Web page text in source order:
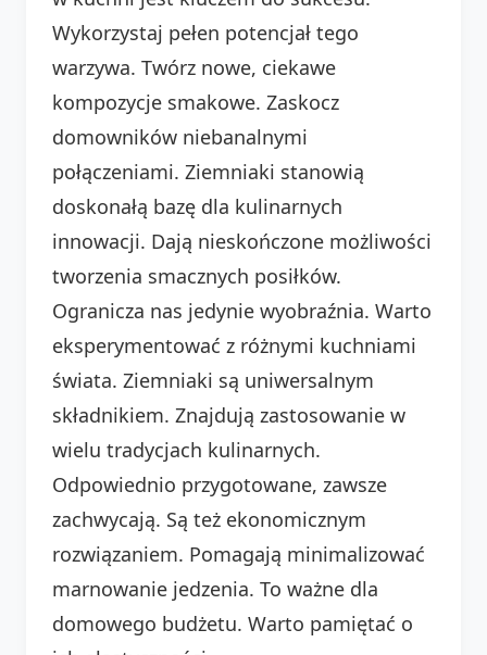
Wykorzystaj pełen potencjał tego
warzywa. Twórz nowe, ciekawe
kompozycje smakowe. Zaskocz
domowników niebanalnymi
połączeniami. Ziemniaki stanowią
doskonałą bazę dla kulinarnych
innowacji. Dają nieskończone możliwości
tworzenia smacznych posiłków.
Ogranicza nas jedynie wyobraźnia. Warto
eksperymentować z różnymi kuchniami
świata. Ziemniaki są uniwersalnym
składnikiem. Znajdują zastosowanie w
wielu tradycjach kulinarnych.
Odpowiednio przygotowane, zawsze
zachwycają. Są też ekonomicznym
rozwiązaniem. Pomagają minimalizować
marnowanie jedzenia. To ważne dla
domowego budżetu. Warto pamiętać o